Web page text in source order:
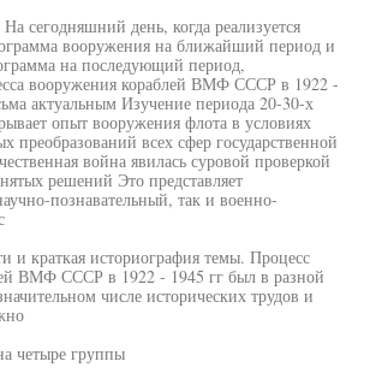
сегодняшний день, когда реализуется
вооружения на ближайший период и
на последующий период,
вооружения кораблей ВМФ СССР в 1922 -
актуальным Изучение периода 20-30-х
опыт вооружения флота в условиях
преобразований всех сфер государственной
война явилась суровой проверкой
решений Это представляет
познавательный, так и военно-
и краткая историография темы. Процесс
ВМФ СССР в 1922 - 1945 гг был в разной
числе исторических трудов и
четыре группы